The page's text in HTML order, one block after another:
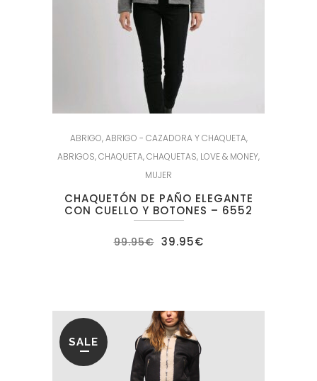
ABRIGO,ABRIGO - CAZADORA Y CHAQUETA,
ABRIGOS,CHAQUETA,CHAQUETAS, LOVE & MONEY,
MUJER
CHAQUETÓN DE PAÑO ELEGANTE
CON CUELLO Y BOTONES – 6552
99.95€ El
precio
39.95€El
SALE